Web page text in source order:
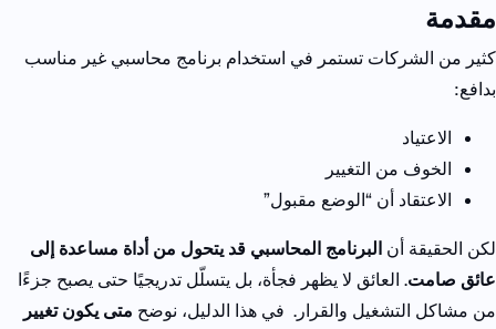
مقدمة
كثير من الشركات تستمر في استخدام برنامج محاسبي غير مناسب
بدافع:
الاعتياد
الخوف من التغيير
الاعتقاد أن “الوضع مقبول”
لكن الحقيقة أن البرنامج المحاسبي قد يتحول من أداة مساعدة إلى
عائق صامت. العائق لا يظهر فجأة، بل يتسلّل تدريجيًا حتى يصبح جزءًا
من مشاكل التشغيل والقرار. في هذا الدليل، نوضح متى يكون تغيير